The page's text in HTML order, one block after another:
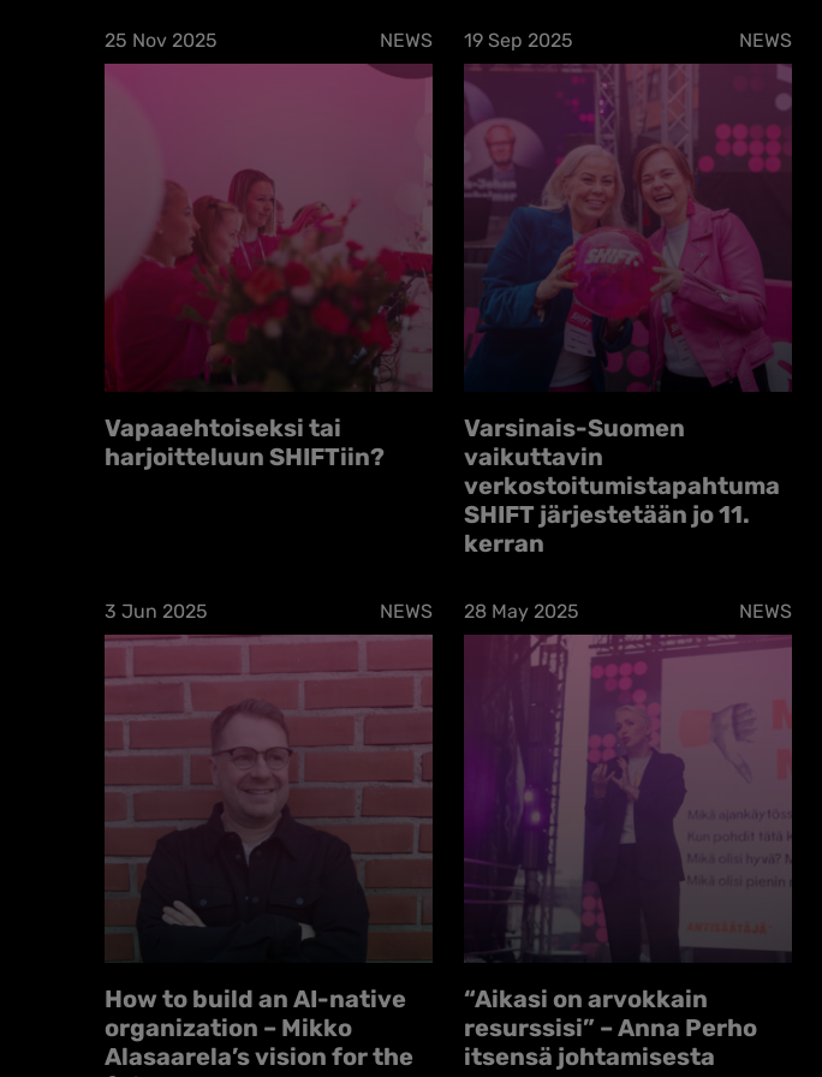
25 Nov 2025 NEWS
Vapaaehtoiseksi tai
harjoitteluun SHIFTiin?
19 Sep 2025 NEWS
Varsinais-Suomen
vaikuttavin
verkostoitumis­tapahtuma
SHIFT järjestetään jo 11.
kerran
3 Jun 2025 NEWS
How to build an AI-native
organization – Mikko
Alasaarela’s vision for the
28 May 2025 NEWS
“Aikasi on arvokkain
resurssisi” – Anna Perho
itsensä johtamisesta